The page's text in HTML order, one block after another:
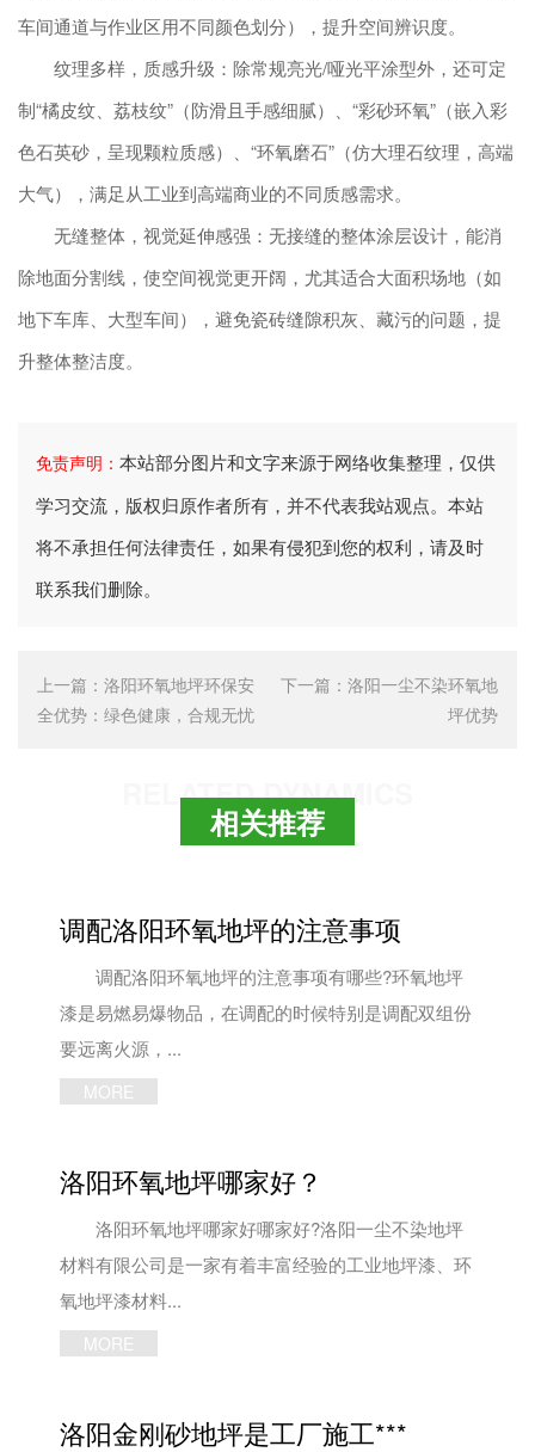
车间通道与作业区用不同颜色划分），提升空间辨识度。
纹理多样，质感升级：除常规亮光/哑光平涂型外，还可定
制“橘皮纹、荔枝纹”（防滑且手感细腻）、“彩砂环氧”（嵌入彩
色石英砂，呈现颗粒质感）、“环氧磨石”（仿大理石纹理，高端
大气），满足从工业到高端商业的不同质感需求。
无缝整体，视觉延伸感强：无接缝的整体涂层设计，能消
除地面分割线，使空间视觉更开阔，尤其适合大面积场地（如
地下车库、大型车间），避免瓷砖缝隙积灰、藏污的问题，提
升整体整洁度。
免责声明： 本站部分图片和文字来源于网络收集整理，仅供
学习交流，版权归原作者所有，并不代表我站观点。本站
将不承担任何法律责任，如果有侵犯到您的权利，请及时
联系我们删除。
上一篇： 洛阳环氧地坪环保安
全优势：绿色健康，合规无忧
下一篇： 洛阳一尘不染环氧地
坪优势
RELATED DYNAMICS
相关推荐
调配洛阳环氧地坪的注意事项
调配洛阳环氧地坪的注意事项有哪些?环氧地坪
漆是易燃易爆物品，在调配的时候特别是调配双组份
要远离火源，...
MORE
洛阳环氧地坪哪家好？
洛阳环氧地坪哪家好哪家好?洛阳一尘不染地坪
材料有限公司是一家有着丰富经验的工业地坪漆、环
氧地坪漆材料...
MORE
洛阳金刚砂地坪是工厂施工***